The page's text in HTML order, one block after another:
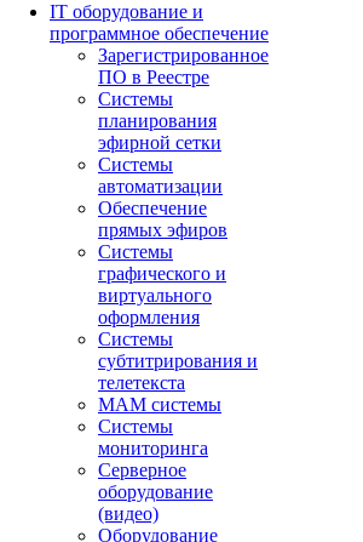
IT оборудование и
программное обеспечение
Зарегистрированное
ПО в Реестре
Системы
планирования
эфирной сетки
Системы
автоматизации
Обеспечение
прямых эфиров
Системы
графического и
виртуального
оформления
Системы
субтитрирования и
телетекста
MAM системы
Системы
мониторинга
Серверное
оборудование
(видео)
Оборудование